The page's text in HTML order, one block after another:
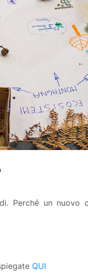
Perché un nuovo
QUI